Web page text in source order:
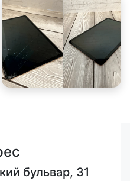
бульвар, 31